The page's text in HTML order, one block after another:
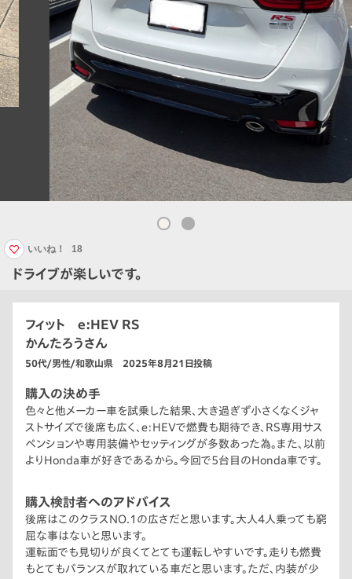
ドライブが楽しいです。
いいね！ 18
フィット e:HEV RS
かんたろうさん
50代/男性/和歌山県 2025年8月21日投稿
購入の決め手
色々と他メーカー車を試乗した結果、大き過ぎず小さくなくジャ
ストサイズで後席も広く、e:HEVで燃費も期待でき、RS専用サス
ペンションや専用装備やセッティングが多数あった為。また、以前
よりHonda車が好きであるから。今回で5台目のHonda車です。
購入検討者へのアドバイス
後席はこのクラスNO.1の広さだと思います。大人4人乗っても窮
屈な事はないと思います。
運転面でも見切りが良くてとても運転しやすいです。走りも燃費
もとてもバランスが取れている車だと思います。ただ、内装が少